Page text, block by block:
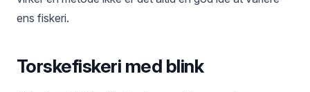
ens fiskeri.
Torskefiskeri med blink